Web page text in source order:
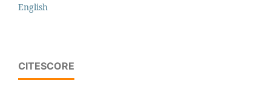
English
CITESCORE